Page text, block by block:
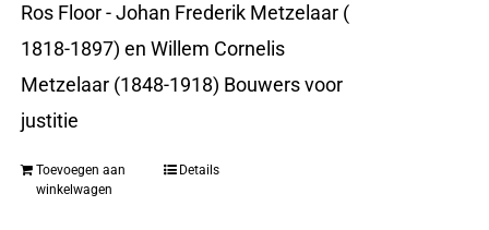
Ros Floor - Johan Frederik Metzelaar (
1818-1897) en Willem Cornelis
Metzelaar (1848-1918) Bouwers voor
justitie
Toevoegen aan
winkelwagen
Details